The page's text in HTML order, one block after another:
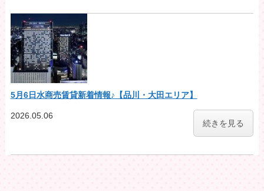
5月6日水商売賃貸新着情報♪【品川・大田エリア】
続きを見る
2026.05.06